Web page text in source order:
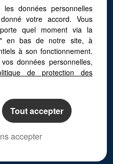
les données personnelles
votre accord. Vous
quel moment via la
en bas de notre site, à
à son fonctionnement.
données personnelles,
de protection des
Tout accepter
accepter